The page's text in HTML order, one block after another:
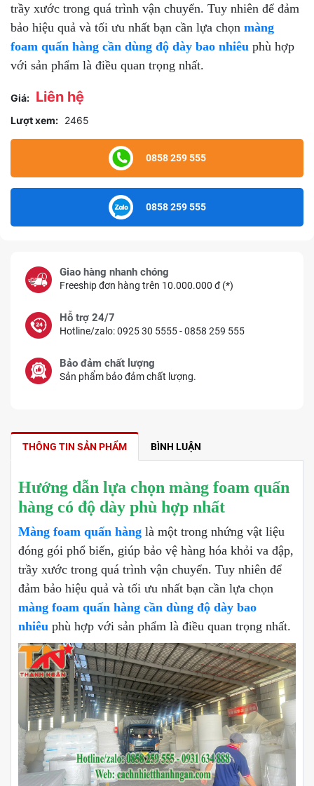
trầy xước trong quá trình vận chuyển. Tuy nhiên để đảm
bảo hiệu quả và tối ưu nhất bạn cần lựa chọn màng
foam quấn hàng cần dùng độ dày bao nhiêu phù hợp
với sản phẩm là điều quan trọng nhất.
Giá: Liên hệ
Lượt xem: 2465
0858 259 555
0858 259 555
Giao hàng nhanh chóng
Freeship đơn hàng trên 10.000.000 đ (*)
Hỗ trợ 24/7
Hotline/zalo: 0925 30 5555 - 0858 259 555
Bảo đảm chất lượng
Sản phẩm bảo đảm chất lượng.
THÔNG TIN SẢN PHẨM BÌNH LUẬN
Hướng dẫn lựa chọn màng foam quấn
hàng có độ dày phù hợp nhất
Màng foam quấn hàng là một trong nhứng vật liệu
đóng gói phổ biến, giúp bảo vệ hàng hóa khỏi va đập,
trầy xước trong quá trình vận chuyển. Tuy nhiên để
đảm bảo hiệu quả và tối ưu nhất bạn cần lựa chọn
màng foam quấn hàng cần dùng độ dày bao
nhiêu phù hợp với sản phẩm là điều quan trọng nhất.